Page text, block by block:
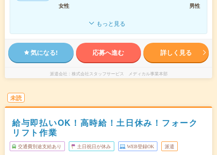
女性
男性
もっと見る
気になる! 応募へ進む 詳しく見る
派遣会社 株式会社スタッフサービス メディカル事業本部
未読
給与即払いOK！高時給！土日休み！フォーク
リフト作業
交通費別途支給あり 土日祝日が休み WEB登録OK 派遣